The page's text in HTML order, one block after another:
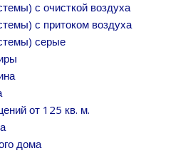
с очисткой воздуха
с притоком воздуха
серые
от 125 кв. м.
дома